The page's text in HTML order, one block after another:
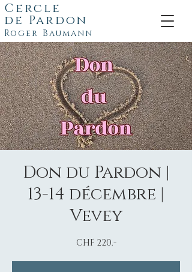
Cercle
de Pardon
Roger Baumann
Don du Pardon |
13-14 décembre |
Vevey
CHF 220.-